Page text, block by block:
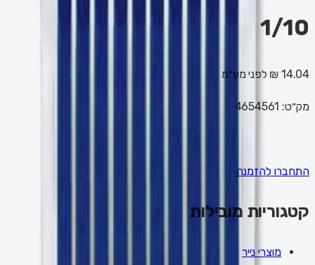
1/10
14.04 ₪ לפני מע״מ
מק״ט: 4654561
התחברו להזמנה
קטגוריות מובילות
מוצרי נייר